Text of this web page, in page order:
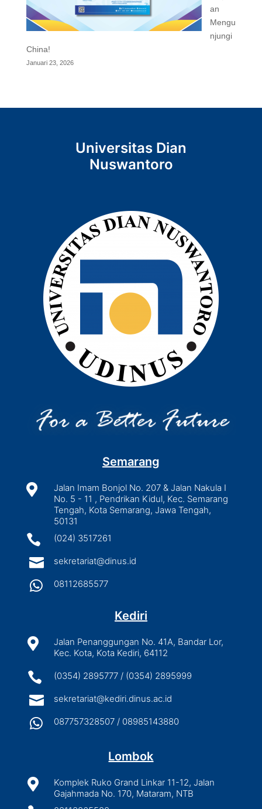
an
Mengu
njungi
China!
Januari 23, 2026
Universitas Dian
Nuswantoro
Semarang

Jalan Imam Bonjol No. 207 & Jalan Nakula I
No. 5 - 11 , Pendrikan Kidul, Kec. Semarang
Tengah, Kota Semarang, Jawa Tengah,
50131
 (024) 3517261
 sekretariat@dinus.id
 08112685577
Kediri

Jalan Penanggungan No. 41A, Bandar Lor,
Kec. Kota, Kota Kediri, 64112
 (0354) 2895777 / (0354) 2895999
 sekretariat@kediri.dinus.ac.id
 087757328507 / 08985143880
Lombok

Komplek Ruko Grand Linkar 11-12, Jalan
Gajahmada No. 170, Mataram, NTB